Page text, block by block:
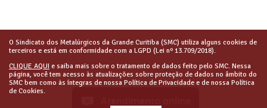
O Sindicato dos Metalúrgicos da Grande Curitiba (SMC) utiliza alguns cookies de
terceiros e está em conformidade com a LGPD (Lei nº 13.709/2018).
CLIQUE AQUI e saiba mais sobre o tratamento de dados feito pelo SMC. Nessa
página, você tem acesso às atualizações sobre proteção de dados no âmbito do
SMC bem como às íntegras de nossa Política de Privacidade e de nossa Política
de Cookies.